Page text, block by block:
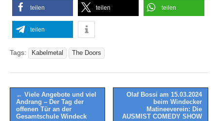
teilen teilen teilen
teilen
Tags: Kabelmetal The Doors
Post
navigation
← Viele Angebote und viel
Andrang – Der Tag der
offenen Tür an der
Gesamtschule Windeck
Olaf Bossi am 15.03.2024
beim Windecker
Matineeverein: Die
AUSMIST COMEDY SHOW